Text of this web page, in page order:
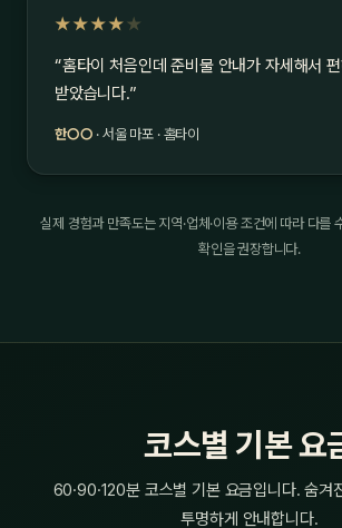
★★★★ ★
“홈타이 처음인데 준비물 안내가 자세해서 편
받았습니다.”
한○○ · 서울 마포 · 홈타이
실제 경험과 만족도는 지역·업체·이용 조건에 따라 다를
확인을 권장합니다.
코스별 기본 요
60·90·120분 코스별 기본 요금입니다. 숨겨
투명하게 안내합니다.